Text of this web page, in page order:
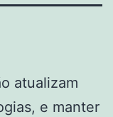
atualizam
e manter